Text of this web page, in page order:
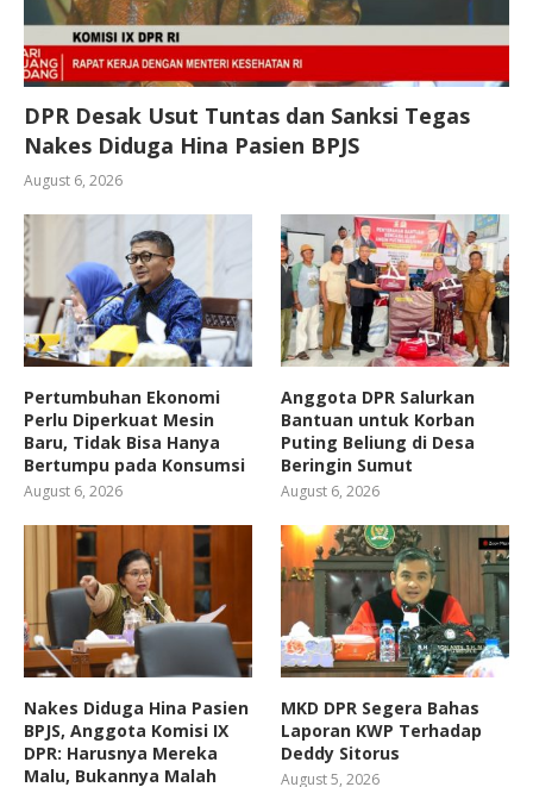
DPR Desak Usut Tuntas dan Sanksi Tegas
Nakes Diduga Hina Pasien BPJS
August 6, 2026
Pertumbuhan Ekonomi
Perlu Diperkuat Mesin
Baru, Tidak Bisa Hanya
Bertumpu pada Konsumsi
August 6, 2026
Anggota DPR Salurkan
Bantuan untuk Korban
Puting Beliung di Desa
Beringin Sumut
August 6, 2026
Nakes Diduga Hina Pasien
BPJS, Anggota Komisi IX
DPR: Harusnya Mereka
Malu, Bukannya Malah
MKD DPR Segera Bahas
Laporan KWP Terhadap
Deddy Sitorus
August 5, 2026